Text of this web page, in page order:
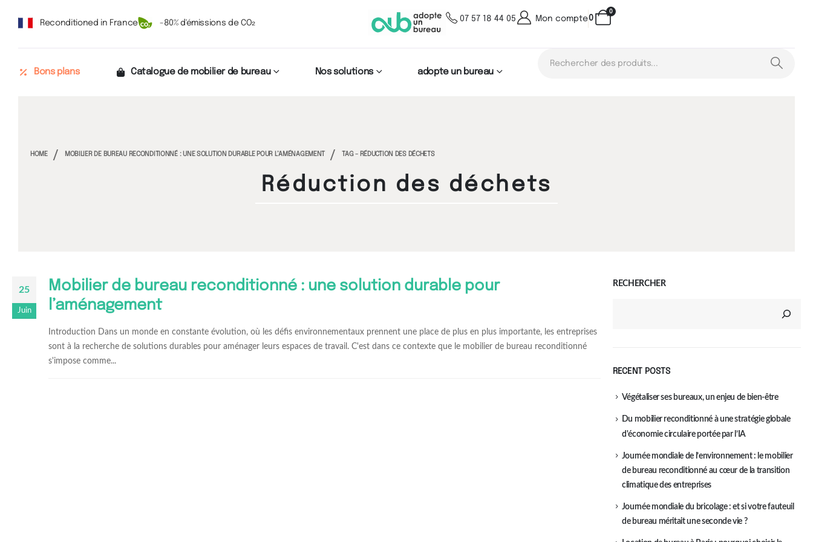
Reconditioned in France -80% d'émissions de CO₂ 07 57 18 44 05 Mon compte
0
0
Bons plans Catalogue de mobilier de bureau Nos solutions adopte un bureau
HOME MOBILIER DE BUREAU RECONDITIONNÉ : UNE SOLUTION DURABLE POUR L’AMÉNAGEMENT TAG - RÉDUCTION DES DÉCHETS
Réduction des déchets
25
Juin
Mobilier de bureau reconditionné : une solution durable pour
l’aménagement
Introduction Dans un monde en constante évolution, où les défis environnementaux prennent une place de plus en plus importante, les entreprises
sont à la recherche de solutions durables pour aménager leurs espaces de travail. C'est dans ce contexte que le mobilier de bureau reconditionné
s'impose comme...
RECHERCHER
RECENT POSTS
Végétaliser ses bureaux, un enjeu de bien-être
Du mobilier reconditionné à une stratégie globale
d'économie circulaire portée par l’IA
Journée mondiale de l’environnement : le mobilier
de bureau reconditionné au cœur de la transition
climatique des entreprises
Journée mondiale du bricolage : et si votre fauteuil
de bureau méritait une seconde vie ?